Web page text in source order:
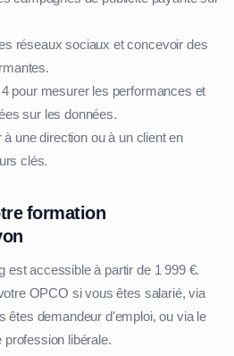
réseaux sociaux et concevoir des
pour mesurer les performances et
sur les données.
une direction ou à un client en
clés.
formation
est accessible à partir de 1 999 €.
OPCO si vous êtes salarié, via
êtes demandeur d'emploi, ou via le
libérale.